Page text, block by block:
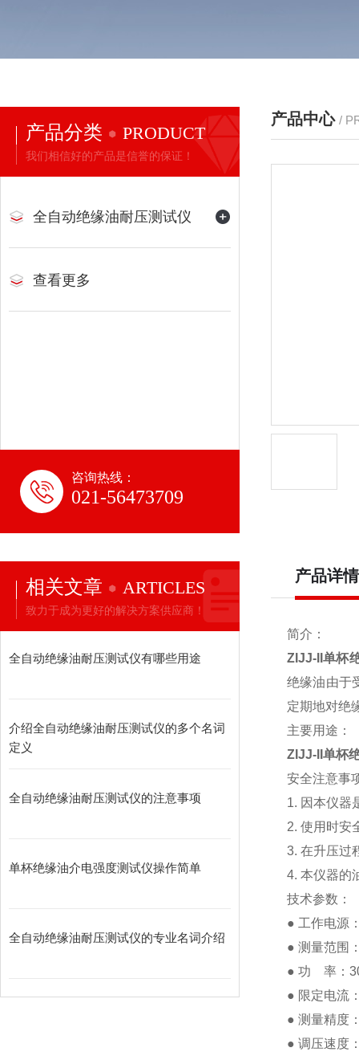
产品分类 PRODUCT
我们相信好的产品是信誉的保证！
全自动绝缘油耐压测试仪
查看更多
咨询热线：
021-56473709
相关文章 ARTICLES
致力于成为更好的解决方案供应商！
全自动绝缘油耐压测试仪有哪些用途
介绍全自动绝缘油耐压测试仪的多个名词
定义
全自动绝缘油耐压测试仪的注意事项
单杯绝缘油介电强度测试仪操作简单
全自动绝缘油耐压测试仪的专业名词介绍
产品中心 /
产品详情
简介：
ZIJJ-II单杯
绝缘油由于
定期地对绝
主要用途：
ZIJJ-II单杯
安全注意事
1. 因本仪器
2. 使用时安
3. 在升压过
4. 本仪器的
技术参数：
● 工作电源
● 测量范围
● 功 率：
● 限定电流
● 测量精度
● 调压速度